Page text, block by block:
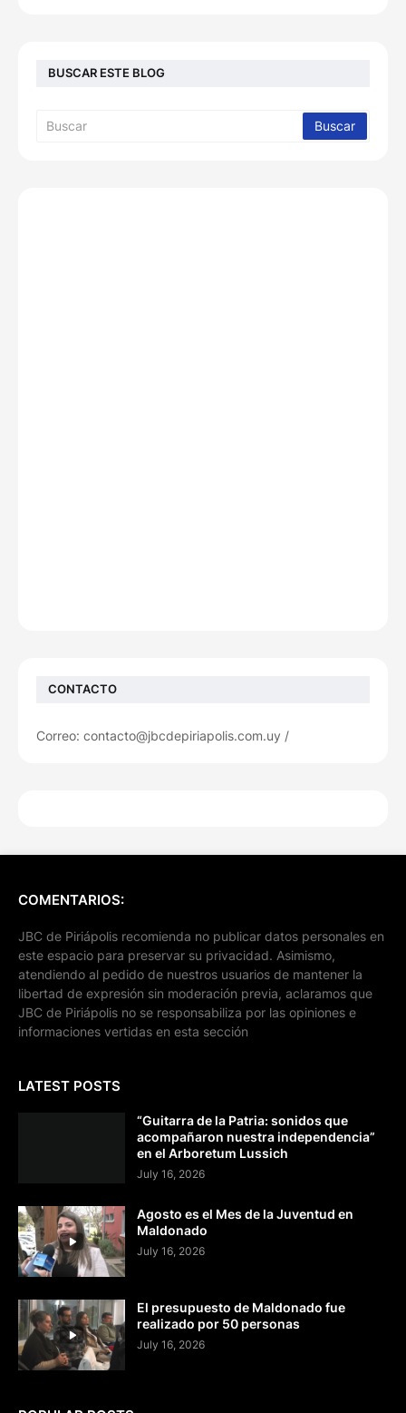
BUSCAR ESTE BLOG
CONTACTO
Correo: contacto@jbcdepiriapolis.com.uy /
COMENTARIOS:
JBC de Piriápolis recomienda no publicar datos personales en
este espacio para preservar su privacidad. Asimismo,
atendiendo al pedido de nuestros usuarios de mantener la
libertad de expresión sin moderación previa, aclaramos que
JBC de Piriápolis no se responsabiliza por las opiniones e
informaciones vertidas en esta sección
LATEST POSTS
“Guitarra de la Patria: sonidos que
acompañaron nuestra independencia”
en el Arboretum Lussich
July 16, 2026
Agosto es el Mes de la Juventud en
Maldonado
July 16, 2026
El presupuesto de Maldonado fue
realizado por 50 personas
July 16, 2026